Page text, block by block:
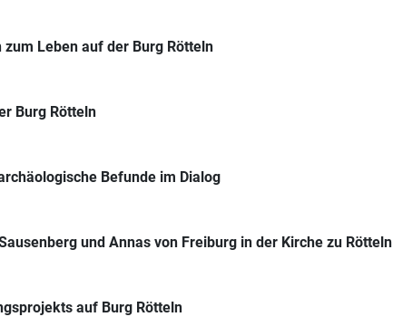
Leben auf der Burg Rötteln
Burg Rötteln
Befunde im Dialog
und Annas von Freiburg in der Kirche zu Rötteln
auf Burg Rötteln